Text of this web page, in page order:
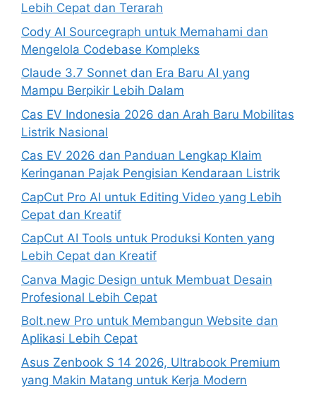
Lebih Cepat dan Terarah
Cody AI Sourcegraph untuk Memahami dan
Mengelola Codebase Kompleks
Claude 3.7 Sonnet dan Era Baru AI yang
Mampu Berpikir Lebih Dalam
Cas EV Indonesia 2026 dan Arah Baru Mobilitas
Listrik Nasional
Cas EV 2026 dan Panduan Lengkap Klaim
Keringanan Pajak Pengisian Kendaraan Listrik
CapCut Pro AI untuk Editing Video yang Lebih
Cepat dan Kreatif
CapCut AI Tools untuk Produksi Konten yang
Lebih Cepat dan Kreatif
Canva Magic Design untuk Membuat Desain
Profesional Lebih Cepat
Bolt.new Pro untuk Membangun Website dan
Aplikasi Lebih Cepat
Asus Zenbook S 14 2026, Ultrabook Premium
yang Makin Matang untuk Kerja Modern